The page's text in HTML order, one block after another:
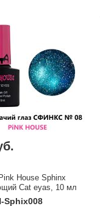
House Sphinx
Cat eyas, 10 мл
Sphix008